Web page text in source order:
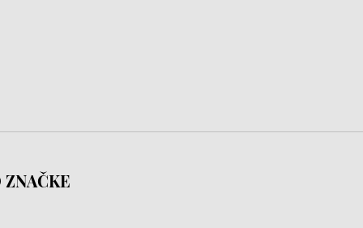
ZNAČKE